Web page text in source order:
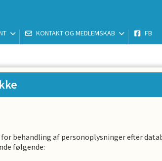
KONTAKT OG MEDLEMSKAB FB
behandling af personoplysninger efter
følgende: